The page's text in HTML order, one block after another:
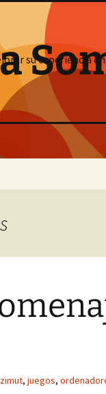
, juegos,
su experiencia